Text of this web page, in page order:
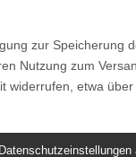
zur Speicherung
Nutzung zum
widerrufen, etwa über